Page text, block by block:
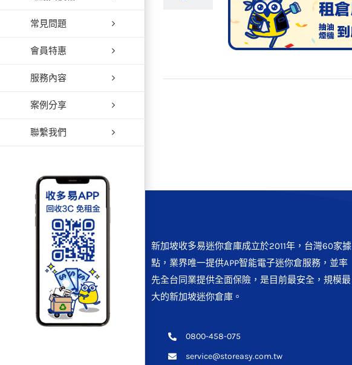
常見問題
會員特惠
服務內容
案例分享
聯繫我們
新加坡收多易迷你倉庫成立於2011年，台灣60家據
點，業界唯一提供APP智能電子迷你倉服務，並率
先全台同業提供全面保險，是目前最安全，規模最
大的新加坡迷你倉庫。
0800-458-075
service@storeasy.com.tw